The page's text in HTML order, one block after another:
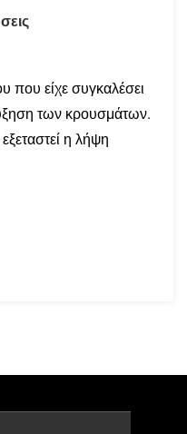
που είχε συγκαλέσει
των κρουσμάτων.
η λήψη